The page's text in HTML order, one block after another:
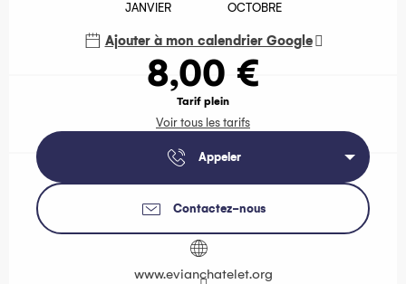
JANVIER OCTOBRE
Ajouter à mon calendrier Google
8,00 €
Tarif plein
Voir tous les tarifs
Appeler
Contactez-nous
www.evianchatelet.org